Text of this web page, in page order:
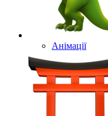
Анімації